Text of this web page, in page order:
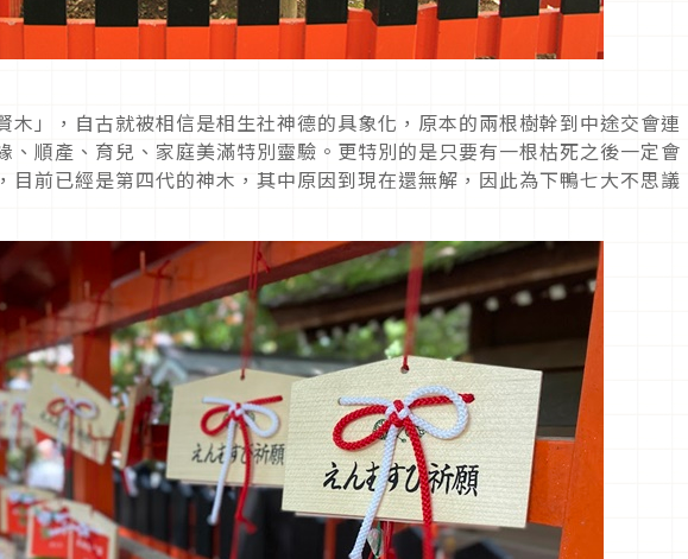
木」，自古就被相信是相生社神德的具象化，原本的兩根樹幹到中途交會連
、順產、育兒、家庭美滿特別靈驗。更特別的是只要有一根枯死之後一定會
目前已經是第四代的神木，其中原因到現在還無解，因此為下鴨七大不思議